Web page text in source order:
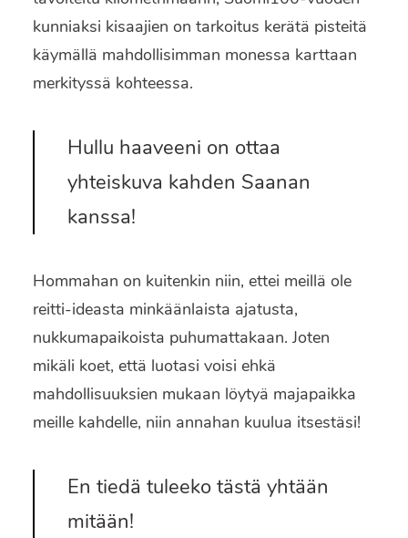
kunniaksi kisaajien on tarkoitus kerätä pisteitä
käymällä mahdollisimman monessa karttaan
merkityssä kohteessa.
Hullu haaveeni on ottaa
yhteiskuva kahden Saanan
kanssa!
Hommahan on kuitenkin niin, ettei meillä ole
reitti-ideasta minkäänlaista ajatusta,
nukkumapaikoista puhumattakaan. Joten
mikäli koet, että luotasi voisi ehkä
mahdollisuuksien mukaan löytyä majapaikka
meille kahdelle, niin annahan kuulua itsestäsi!
En tiedä tuleeko tästä yhtään
mitään!